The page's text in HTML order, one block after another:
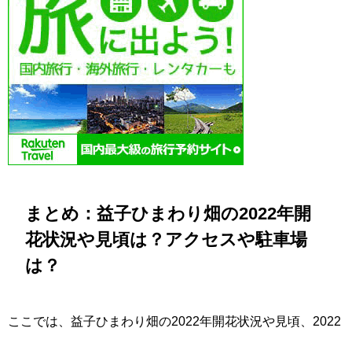
まとめ：益子ひまわり畑の2022年開
花状況や見頃は？アクセスや駐車場
は？
ここでは、益子ひまわり畑の2022年開花状況や見頃、2022